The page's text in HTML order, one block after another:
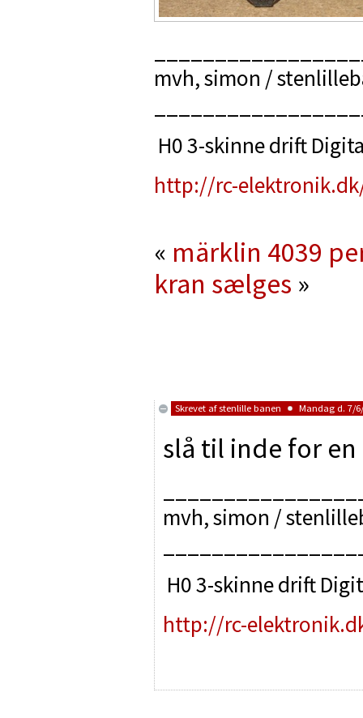
mvh, simon /
H0 3-skinne drift
http://rc-
« märklin 4039
kran sælges »
Skrevet afstenlille banen Mandag d. 7/
slå til inde for
mvh, simon /
H0 3-skinne drift
http://rc-